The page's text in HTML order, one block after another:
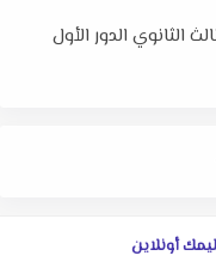
الثانوي الدور الأول
أونلاين